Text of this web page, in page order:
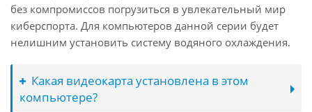
без компромиссов погрузиться в увлекательный мир
киберспорта. Для компьютеров данной серии будет
нелишним установить систему водяного охлаждения.
Какая видеокарта установлена в этом
компьютере?